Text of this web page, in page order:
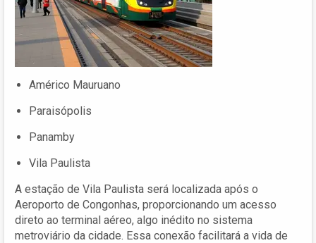
Américo Mauruano
Paraisópolis
Panamby
Vila Paulista
A estação de Vila Paulista será localizada após o
Aeroporto de Congonhas, proporcionando um acesso
direto ao terminal aéreo, algo inédito no sistema
metroviário da cidade. Essa conexão facilitará a vida de